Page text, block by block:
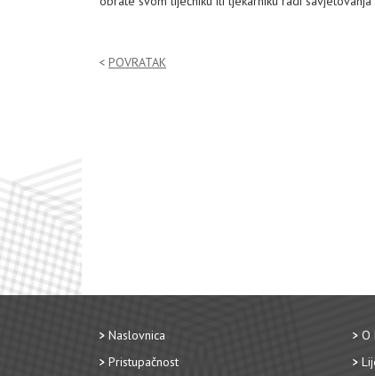
POVRATAK
Naslovnica
Pristupačnost
O